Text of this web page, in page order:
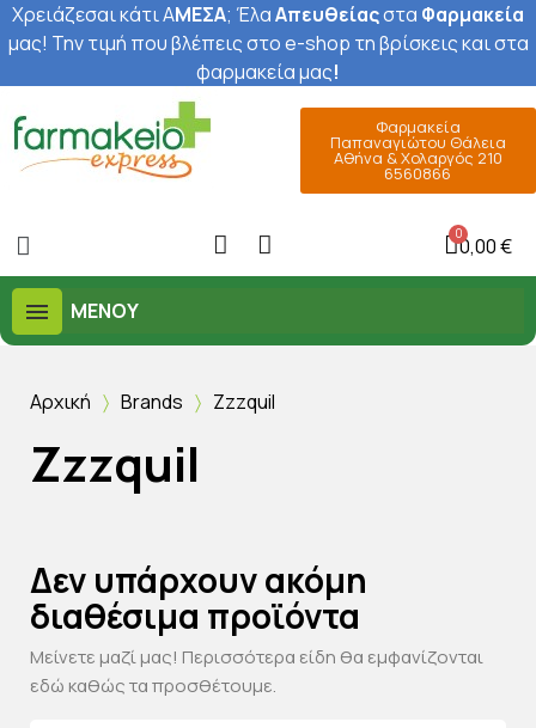
Χρειάζεσαι κάτι ΑΜΕΣΑ; ΈλαΑπευθείαςστα Φαρμακεία
μας! Την τιμή που βλέπεις στο e-shop τη βρίσκεις και στα
φαρμακεία μας!
Φαρμακεία
Παπαναγιώτου Θάλεια
Αθήνα & Χολαργός 210
6560866
0,00 €
ΜΕΝΟΎ
Αρχική Brands Zzzquil
Zzzquil
Δεν υπάρχουν ακόμη
διαθέσιμα προϊόντα
Μείνετε μαζί μας! Περισσότερα είδη θα εμφανίζονται
εδώ καθώς τα προσθέτουμε.